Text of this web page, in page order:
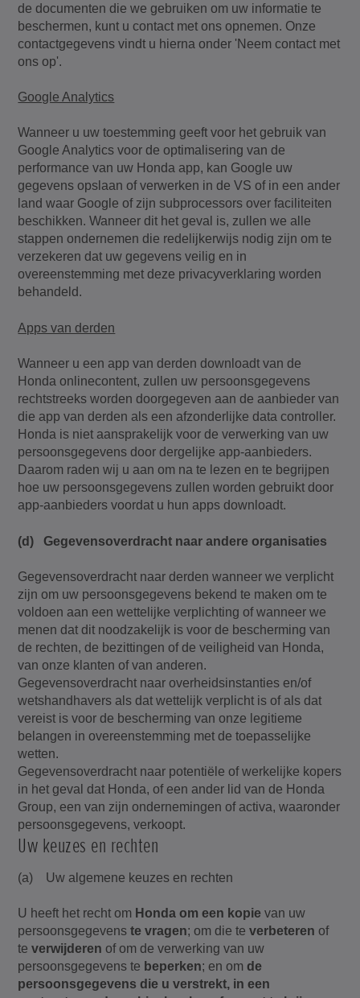
de documenten die we gebruiken om uw informatie te
beschermen, kunt u contact met ons opnemen. Onze
contactgegevens vindt u hierna onder 'Neem contact met
ons op'.
Google Analytics
Wanneer u uw toestemming geeft voor het gebruik van
Google Analytics voor de optimalisering van de
performance van uw Honda app, kan Google uw
gegevens opslaan of verwerken in de VS of in een ander
land waar Google of zijn subprocessors over faciliteiten
beschikken. Wanneer dit het geval is, zullen we alle
stappen ondernemen die redelijkerwijs nodig zijn om te
verzekeren dat uw gegevens veilig en in
overeenstemming met deze privacyverklaring worden
behandeld.
Apps van derden
Wanneer u een app van derden downloadt van de
Honda onlinecontent, zullen uw persoonsgegevens
rechtstreeks worden doorgegeven aan de aanbieder van
die app van derden als een afzonderlijke data controller.
Honda is niet aansprakelijk voor de verwerking van uw
persoonsgegevens door dergelijke app-aanbieders.
Daarom raden wij u aan om na te lezen en te begrijpen
hoe uw persoonsgegevens zullen worden gebruikt door
app-aanbieders voordat u hun apps downloadt.
(d) Gegevensoverdracht naar andere organisaties
Gegevensoverdracht naar derden wanneer we verplicht
zijn om uw persoonsgegevens bekend te maken om te
voldoen aan een wettelijke verplichting of wanneer we
menen dat dit noodzakelijk is voor de bescherming van
de rechten, de bezittingen of de veiligheid van Honda,
van onze klanten of van anderen.
Gegevensoverdracht naar overheidsinstanties en/of
wetshandhavers als dat wettelijk verplicht is of als dat
vereist is voor de bescherming van onze legitieme
belangen in overeenstemming met de toepasselijke
wetten.
Gegevensoverdracht naar potentiële of werkelijke kopers
in het geval dat Honda, of een ander lid van de Honda
Group, een van zijn ondernemingen of activa, waaronder
persoonsgegevens, verkoopt.
Uw keuzes en rechten
(a) Uw algemene keuzes en rechten
U heeft het recht om Honda om een kopie van uw
persoonsgegevenste vragen; om die teverbeteren of
teverwijderen of om de verwerking van uw
persoonsgegevens te beperken; en omde
persoonsgegevens die u verstrekt, in een